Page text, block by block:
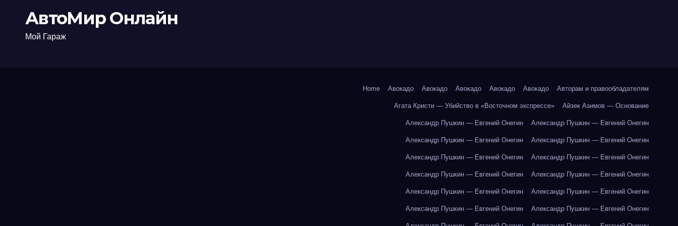
АвтоМир Онлайн
Мой Гараж
Home Авокадо Авокадо Авокадо Авокадо Авокадо Авторам и правообладателям
Агата Кристи — Убийство в «Восточном экспрессе» Айзек Азимов — Основание
Александр Пушкин — Евгений Онегин Александр Пушкин — Евгений Онегин
Александр Пушкин — Евгений Онегин Александр Пушкин — Евгений Онегин
Александр Пушкин — Евгений Онегин Александр Пушкин — Евгений Онегин
Александр Пушкин — Евгений Онегин Александр Пушкин — Евгений Онегин
Александр Пушкин — Евгений Онегин Александр Пушкин — Евгений Онегин
Александр Пушкин — Евгений Онегин Александр Пушкин — Евгений Онегин